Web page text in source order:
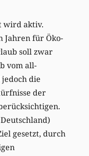
wird aktiv.
für Öko-
soll zwar
vom all-
die
der
gesetzt, durch